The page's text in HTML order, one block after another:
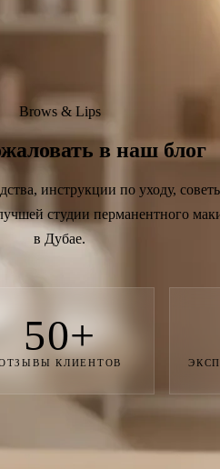
Brows & Lips
в наш блог
инструкции по уходу,
студии перманентного
в Дубае.
50+
КЛИЕНТОВ